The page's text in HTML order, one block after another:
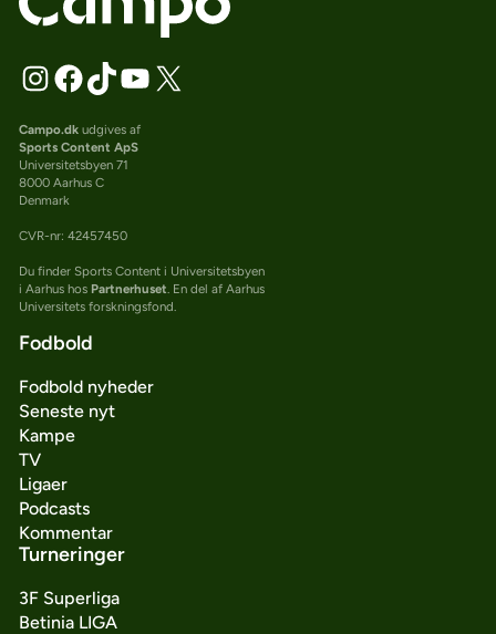
Campo.dkudgives af
Sports Content ApS
Universitetsbyen 71
8000 Aarhus C
Denmark
CVR-nr: 42457450
Du finder Sports Content i Universitetsbyen
i Aarhus hos Partnerhuset. En del af Aarhus
Universitets forskningsfond.
Fodbold
Fodbold nyheder
Seneste nyt
Kampe
TV
Ligaer
Podcasts
Kommentar
Turneringer
3F Superliga
Betinia LIGA